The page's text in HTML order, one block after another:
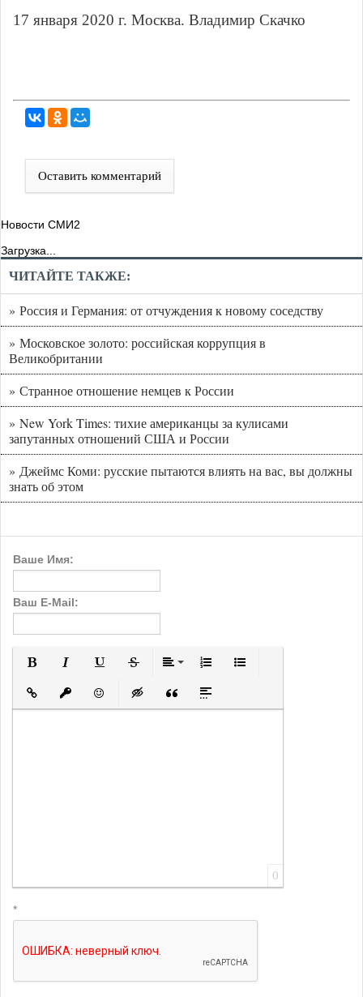
17 января 2020 г. Москва. Владимир Скачко
Оставить комментарий
Новости СМИ2
Загрузка...
ЧИТАЙТЕ ТАКЖЕ:
» Россия и Германия: от отчуждения к новому соседству
» Московское золото: российская коррупция в
Великобритании
» Странное отношение немцев к России
» New York Times: тихие американцы за кулисами
запутанных отношений США и России
» Джеймс Коми: русские пытаются влиять на вас, вы должны
знать об этом
Ваше Имя:
Ваш E-Mail:
Вставить ссылку
Вставить защищенную ссылку
Вставить смайлик
Вставка скрытого текста
Вставка цитаты
Вставка спойлера
0
*